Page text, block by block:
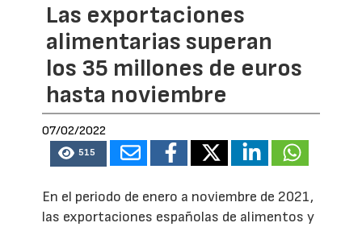
Las exportaciones
alimentarias superan
los 35 millones de euros
hasta noviembre
07/02/2022
515
En el periodo de enero a noviembre de 2021,
las exportaciones españolas de alimentos y